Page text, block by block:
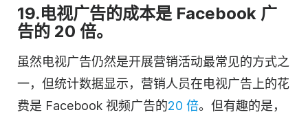
19.电视广告的成本是 Facebook 广
告的 20 倍。
虽然电视广告仍然是开展营销活动最常见的方式之
一，但统计数据显示，营销人员在电视广告上的花
费是 Facebook 视频广告的20 倍。但有趣的是，